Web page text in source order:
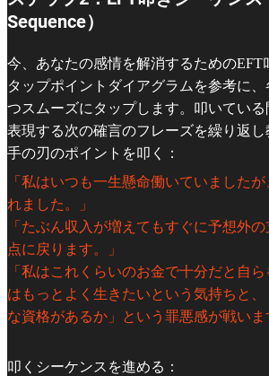
Sequence）
今、あなたの感情を解消するためのEFT
タップポイントダイアグラムを参考に
つスムーズにタップします。叩いてい
表現する次の確言のフレーズを繰り返し
手の刃のポイントを叩く：
「私はいつも一生懸命働いていました
れました。」
「たぶん収入が増えてもすぐに予想外
点に戻ります。」
「私はこれくらいのお金で十分だと自
はもっとよく生きたいという気持ちと
な資格があるか」という罪悪感が戦いま
叩くシーケンスを進める：